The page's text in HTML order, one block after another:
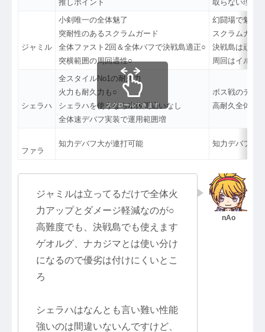
推しポイント 取らない理由
ジャミル
小剣唯一の全体魅了
突耐性のあるスクラムガード
全体ファスト2回＆全体バフで決戦島適正○
突横範囲の周回適性○
幻闘場で魅了
スクラムガー
決戦島は頑張
周回はイルド
シェラハ
全スタイルNo1の耐久力
火力も耐久力も○
シェラハを使うなら本体間違いなし
全体速デバフ実装で運用範囲増
ボス戦のデバ
高耐久全体速
ファラ
知力デバフ大が連打可能 知力デバフは
スクロールできます
ジャミルは立ってるだけで全体火
力アップとダメージ軽減なのが○
高難度でも、決戦島でも使えます
ゲオルグ、ナカジマとは使い分け
になるので優劣は付けにくいとこ
ろ
シェラハはなんとも言い難い性能
強いのは間違いないんですけど、